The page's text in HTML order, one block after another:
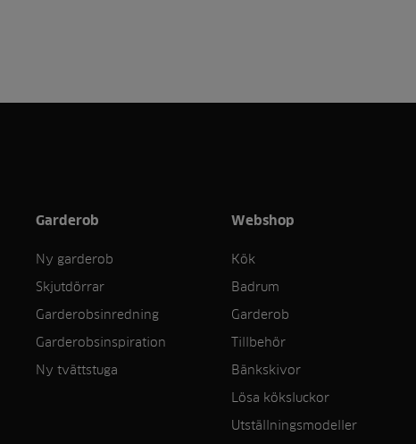
Garderob
Ny garderob
Skjutdörrar
Garderobsinredning
Garderobsinspiration
Ny tvättstuga
Webshop
Kök
Badrum
Garderob
Tillbehör
Bänkskivor
Lösa köksluckor
Utställningsmodeller